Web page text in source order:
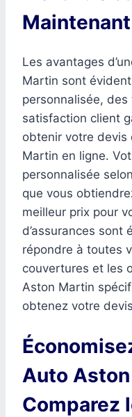
Les avantages
Martin sont
personnalisée,
satisfaction client
obtenir votre devis
Martin en ligne.
personnalisée
que vous
meilleur prix pour
d’assurances sont
répondre à toutes
couvertures et les
Aston Martin
obtenez votre
Auto
Comparez